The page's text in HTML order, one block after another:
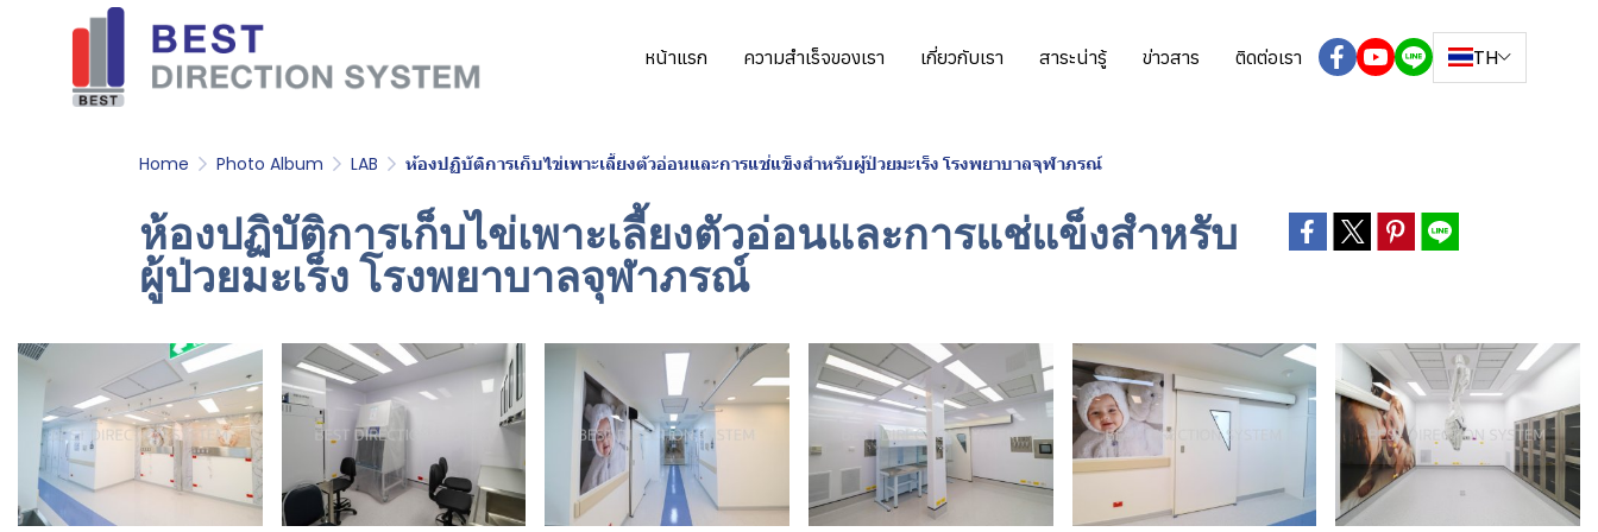
หน้าแรก ความสำเร็จของเรา เกี่ยวกับเรา สาระน่ารู้ ข่าวสาร ติดต่อเรา TH
Home Photo Album LAB ห้องปฏิบัติการเก็บไข่เพาะเลี้ยงตัวอ่อนและการแช่แข็งสำหรับผู้ป่วยมะเร็ง โรงพยาบาลจุฬาภรณ์
ห้องปฏิบัติการเก็บไข่เพาะเลี้ยงตัวอ่อนและการแช่แข็งสำหรับ
ผู้ป่วยมะเร็ง โรงพยาบาลจุฬาภรณ์